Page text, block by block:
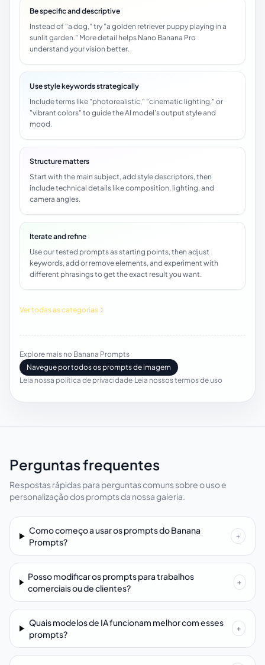
Be specific and descriptive
Instead of "a dog," try "a golden retriever puppy playing in a
sunlit garden." More detail helps Nano Banana Pro
understand your vision better.
Use style keywords strategically
Include terms like "photorealistic," "cinematic lighting," or
"vibrant colors" to guide the AI model's output style and
mood.
Structure matters
Start with the main subject, add style descriptors, then
include technical details like composition, lighting, and
camera angles.
Iterate and refine
Use our tested prompts as starting points, then adjust
keywords, add or remove elements, and experiment with
different phrasings to get the exact result you want.
Ver todas as categorias
Explore mais no Banana Prompts
Navegue por todos os prompts de imagem
Leia nossa política de privacidade·Leia nossos termos de uso
Perguntas frequentes
Respostas rápidas para perguntas comuns sobre o uso e
personalização dos prompts da nossa galeria.
Como começo a usar os prompts do Banana
Prompts?
+
Posso modificar os prompts para trabalhos
comerciais ou de clientes?
+
Quais modelos de IA funcionam melhor com esses
prompts?
+